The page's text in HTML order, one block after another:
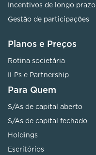
Incentivos de longo prazo
Gestão de participações
Planos e Preços
Rotina societária
ILPs e Partnership
Para Quem
S/As de capital aberto
S/As de capital fechado
Holdings
Escritórios